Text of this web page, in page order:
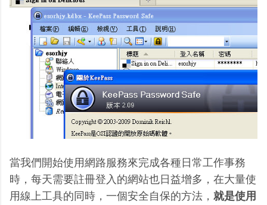
當我們開始使用網路服務來完成各種日常工作事務
時，每天需要註冊登入的網站也日益增多，在大量使
用線上工具的同時，一個安全自保的方法， 就是使用